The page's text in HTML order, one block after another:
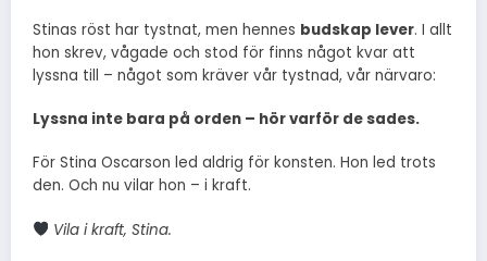
Stinas röst har tystnat, men hennes budskap lever. I allt
hon skrev, vågade och stod för finns något kvar att
lyssna till – något som kräver vår tystnad, vår närvaro:
Lyssna inte bara på orden – hör varför de sades.
För Stina Oscarson led aldrig för konsten. Hon led trots
den. Och nu vilar hon – i kraft.
Vila i kraft, Stina.